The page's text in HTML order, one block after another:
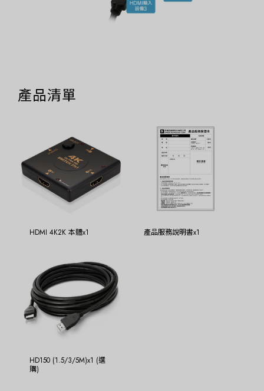
產品清單
HDMI 4K2K 本體x1 產品服務說明書x1
HD150 (1.5/3/5M)x1 (選
購)